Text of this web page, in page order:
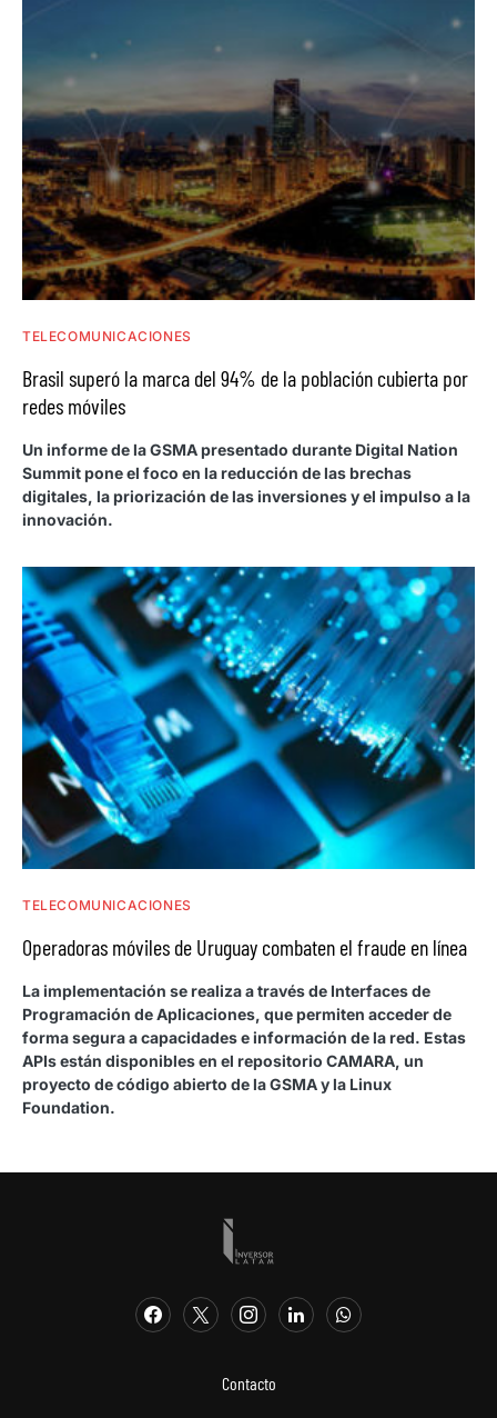
TELECOMUNICACIONES
Brasil superó la marca del 94% de la población cubierta por
redes móviles
Un informe de la GSMA presentado durante Digital Nation
Summit pone el foco en la reducción de las brechas
digitales, la priorización de las inversiones y el impulso a la
innovación.
TELECOMUNICACIONES
Operadoras móviles de Uruguay combaten el fraude en línea
La implementación se realiza a través de Interfaces de
Programación de Aplicaciones, que permiten acceder de
forma segura a capacidades e información de la red. Estas
APIs están disponibles en el repositorio CAMARA, un
proyecto de código abierto de la GSMA y la Linux
Foundation.
Contacto